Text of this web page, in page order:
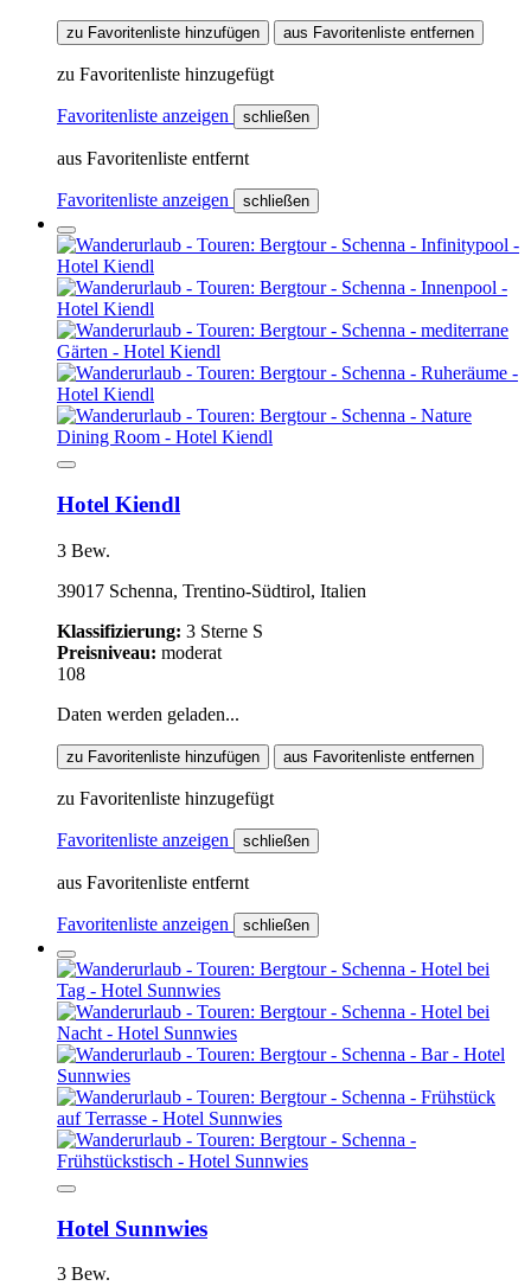
zu Favoritenliste hinzufügen aus Favoritenliste entfernen
zu Favoritenliste hinzugefügt
Favoritenliste anzeigen schließen
aus Favoritenliste entfernt
Favoritenliste anzeigen schließen
Hotel Kiendl
3 Bew.
39017 Schenna, Trentino-Südtirol, Italien
Klassifizierung: 3 Sterne S
Preisniveau: moderat
108
Daten werden geladen...
zu Favoritenliste hinzufügen aus Favoritenliste entfernen
zu Favoritenliste hinzugefügt
Favoritenliste anzeigen schließen
aus Favoritenliste entfernt
Favoritenliste anzeigen schließen
Hotel Sunnwies
3 Bew.